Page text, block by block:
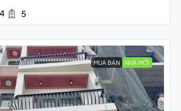
5
MUA BÁN NHÀ MỚI